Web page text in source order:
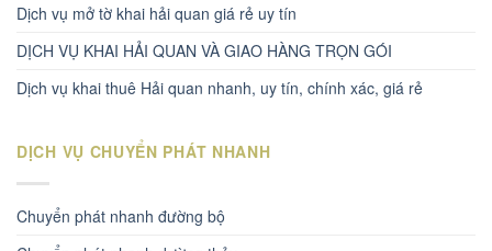
Dịch vụ mở tờ khai hải quan giá rẻ uy tín
DỊCH VỤ KHAI HẢI QUAN VÀ GIAO HÀNG TRỌN GÓI
Dịch vụ khai thuê Hải quan nhanh, uy tín, chính xác, giá rẻ
DỊCH VỤ CHUYỂN PHÁT NHANH
Chuyển phát nhanh đường bộ